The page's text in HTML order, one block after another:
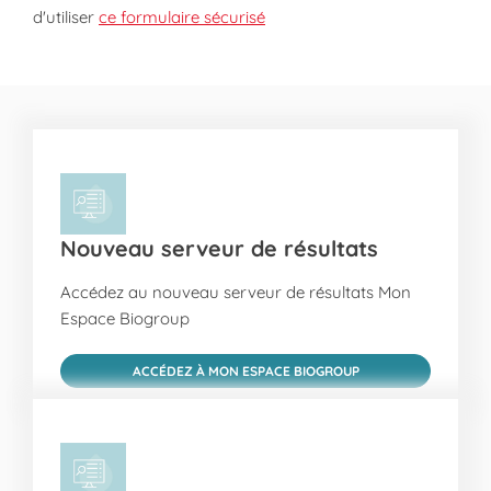
d'utiliser ce formulaire sécurisé
Nouveau serveur de résultats
Accédez au nouveau serveur de résultats Mon
Espace Biogroup
ACCÉDEZ À MON ESPACE BIOGROUP